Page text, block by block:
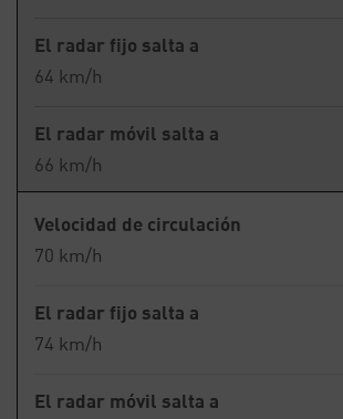
El radar fijo salta a
64 km/h
El radar móvil salta a
66 km/h
Velocidad de circulación
70 km/h
El radar fijo salta a
74 km/h
El radar móvil salta a